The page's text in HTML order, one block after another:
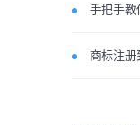
手把手教
商标注册